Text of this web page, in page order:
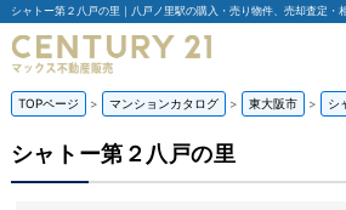
TOPページ マンションカタログ 東大阪市 シ
シャトー第２八戸の里